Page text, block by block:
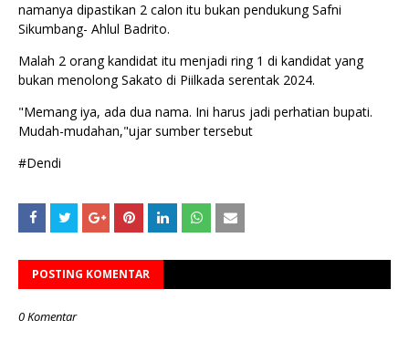
namanya dipastikan 2 calon itu bukan pendukung Safni
Sikumbang- Ahlul Badrito.
Malah 2 orang kandidat itu menjadi ring 1 di kandidat yang
bukan menolong Sakato di Piilkada serentak 2024.
"Memang iya, ada dua nama. Ini harus jadi perhatian bupati.
Mudah-mudahan,"ujar sumber tersebut
#Dendi
POSTING KOMENTAR
0 Komentar